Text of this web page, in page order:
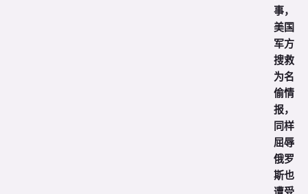
事，
美国
军方
搜救
为名
偷情
报，
同样
屈辱
俄罗
斯也